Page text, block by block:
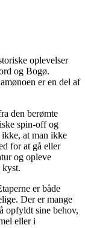
oplevelser
og Bogø.
er en del af
den berømte
spin-off og
at man ikke
for at gå eller
og opleve
kyst.
er både
Der er mange
opfyldt sine behov,
eller i